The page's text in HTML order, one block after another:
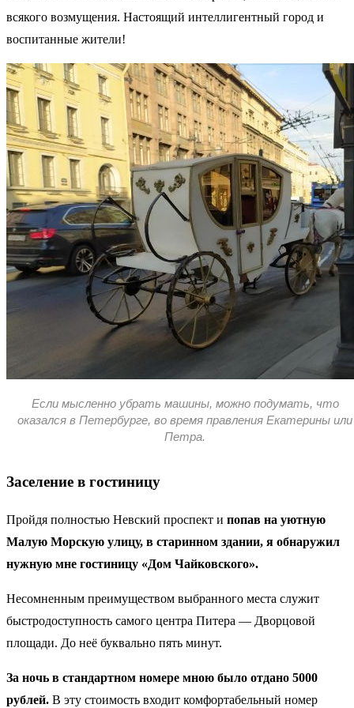
всякого возмущения. Настоящий интеллигентный город и
воспитанные жители!
Если мысленно убрать машины, можно подумать, что
оказался в Петербурге, во время правления Екатерины или
Петра.
Заселение в гостиницу
Пройдя полностью Невский проспект и попав на уютную
Малую Морскую улицу, в старинном здании, я обнаружил
нужную мне гостиницу «Дом Чайковского».
Несомненным преимуществом выбранного места служит
быстродоступность самого центра Питера — Дворцовой
площади. До неё буквально пять минут.
За ночь в стандартном номере мною было отдано 5000
рублей. В эту стоимость входит комфортабельный номер